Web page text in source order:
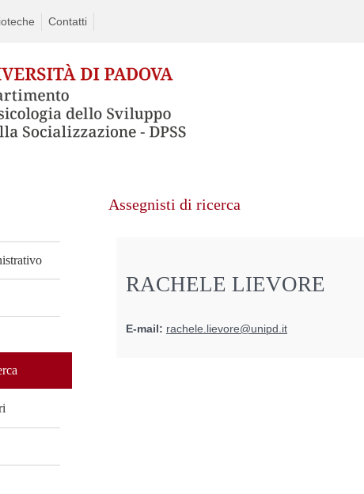
Contatti
Assegnisti di ricerca
RACHELE LIEVORE
E-mail: rachele.lievore@unipd.it